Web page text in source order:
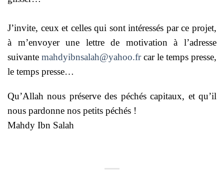
J’invite, ceux et celles qui sont intéressés par ce projet,
à m’envoyer une lettre de motivation à l’adresse
suivante mahdyibnsalah@yahoo.frcar le temps presse,
le temps presse…
Qu’Allah nous préserve des péchés capitaux, et qu’il
nous pardonne nos petits péchés !
Mahdy Ibn Salah